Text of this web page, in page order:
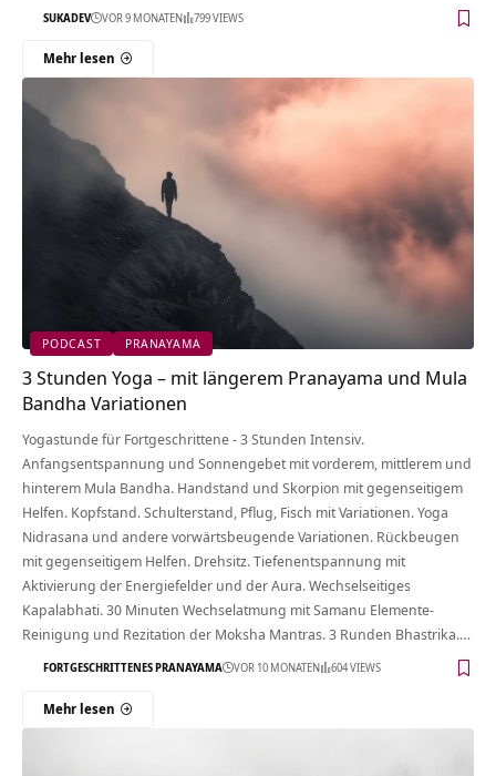
SUKADEV VOR 9 MONATEN 799 VIEWS
Mehr lesen
PODCAST PRANAYAMA
3 Stunden Yoga – mit längerem Pranayama und Mula
Bandha Variationen
Yogastunde für Fortgeschrittene - 3 Stunden Intensiv.
Anfangsentspannung und Sonnengebet mit vorderem, mittlerem und
hinterem Mula Bandha. Handstand und Skorpion mit gegenseitigem
Helfen. Kopfstand. Schulterstand, Pflug, Fisch mit Variationen. Yoga
Nidrasana und andere vorwärtsbeugende Variationen. Rückbeugen
mit gegenseitigem Helfen. Drehsitz. Tiefenentspannung mit
Aktivierung der Energiefelder und der Aura. Wechselseitiges
Kapalabhati. 30 Minuten Wechselatmung mit Samanu Elemente-
Reinigung und Rezitation der Moksha Mantras. 3 Runden Bhastrika.…
FORTGESCHRITTENES PRANAYAMA VOR 10 MONATEN 604 VIEWS
Mehr lesen